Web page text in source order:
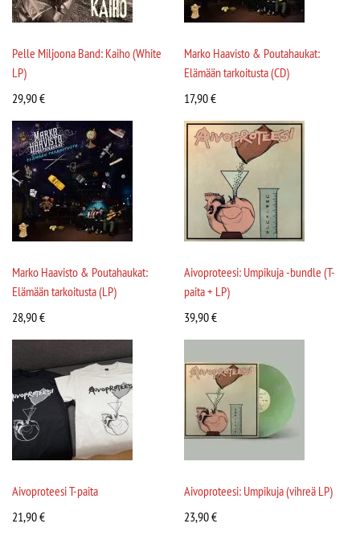
Pelle Miljoona Band: Kaiho (White
LP)
29,90€
Marko Haavisto & Poutahaukat:
Elämään tarkoitusta (CD)
17,90€
Marko Haavisto & Poutahaukat:
Elämään tarkoitusta (LP)
28,90€
Aivoproteesi: Umpikuja -bundle (T-
paita + LP)
39,90€
Aivoproteesi T-paita
21,90€
Aivoproteesi: Umpikuja (vihreä LP)
23,90€